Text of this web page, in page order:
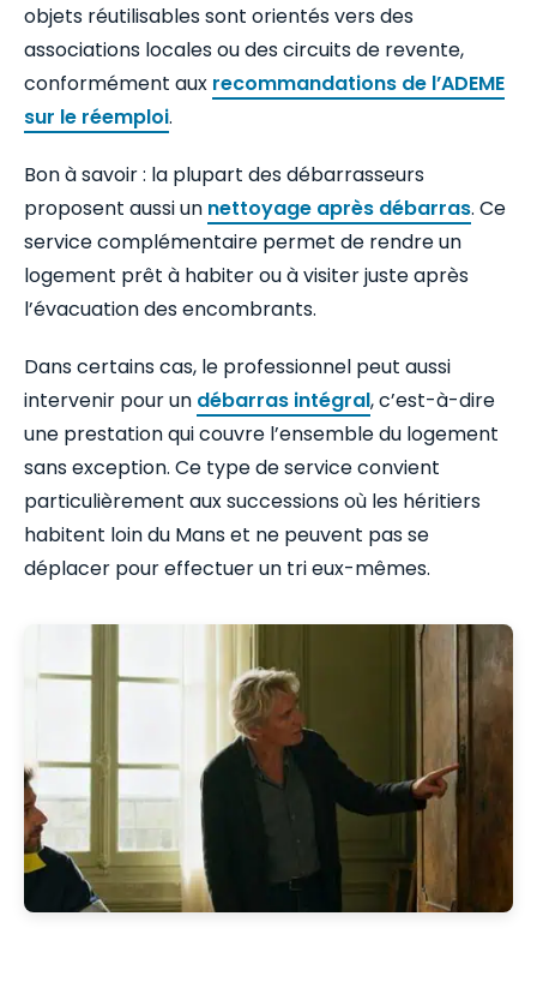
objets réutilisables sont orientés vers des
associations locales ou des circuits de revente,
conformément aux recommandations de l’ADEME
sur le réemploi.
Bon à savoir : la plupart des débarrasseurs
proposent aussi un nettoyage après débarras. Ce
service complémentaire permet de rendre un
logement prêt à habiter ou à visiter juste après
l’évacuation des encombrants.
Dans certains cas, le professionnel peut aussi
intervenir pour un débarras intégral, c’est-à-dire
une prestation qui couvre l’ensemble du logement
sans exception. Ce type de service convient
particulièrement aux successions où les héritiers
habitent loin du Mans et ne peuvent pas se
déplacer pour effectuer un tri eux-mêmes.